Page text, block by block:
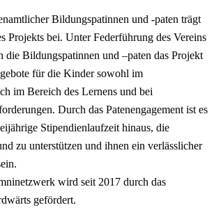
Bildungspatinnen und -paten trägt
Projekts bei. Unter Federführung des Vereins
die Bildungspatinnen und –paten das Projekt
für die Kinder sowohl im
im Bereich des Lernens und bei
Durch das Patenengagement ist es
Stipendienlaufzeit hinaus, die
zu unterstützen und ihnen ein verlässlicher
wird seit 2017 durch das
gefördert.